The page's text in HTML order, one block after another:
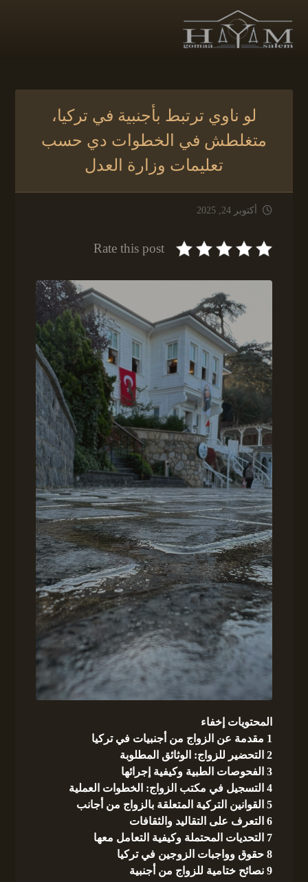
لو ناوي ترتبط بأجنبية في تركيا،
متغلطش في الخطوات دي حسب
تعليمات وزارة العدل
أكتوبر 24, 2025
Rate this post
المحتويات إخفاء
1 مقدمة عن الزواج من أجنبيات في تركيا
2 التحضير للزواج: الوثائق المطلوبة
3 الفحوصات الطبية وكيفية إجرائها
4 التسجيل في مكتب الزواج: الخطوات العملية
5 القوانين التركية المتعلقة بالزواج من أجانب
6 التعرف على التقاليد والثقافات
7 التحديات المحتملة وكيفية التعامل معها
8 حقوق وواجبات الزوجين في تركيا
9 نصائح ختامية للزواج من أجنبية